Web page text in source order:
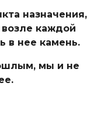
назначения,
возле каждой
в нее камень.
мы и не